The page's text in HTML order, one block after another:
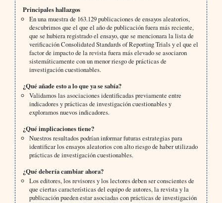
Principales hallazgos
En una muestra de 163.129 publicaciones de ensayos aleatorios,
descubrimos que el que el año de publicación fuera más reciente,
que se hubiera registrado el ensayo, que se mencionara la lista de
verificación Consolidated Standards of Reporting Trials y el que el
factor de impacto de la revista fuera más elevado se asociaron
sistemáticamente con un menor riesgo de prácticas de
investigación cuestionables.
¿Qué añade esto a lo que ya se sabía?
Validamos las asociaciones identificadas previamente entre
indicadores y prácticas de investigación cuestionables y
exploramos nuevos indicadores.
¿Qué implicaciones tiene?
Nuestros resultados podrían informar futuras estrategias para
identificar los ensayos aleatorios con alto riesgo de haber utilizado
prácticas de investigación cuestionables.
¿Qué debería cambiar ahora?
Los editores, los revisores y los lectores deben ser conscientes de
que ciertas características del equipo de autores, la revista y la
publicación pueden estar asociadas con prácticas de investigación